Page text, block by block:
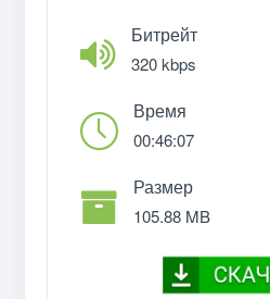
Битрейт
320 kbps
Время
00:46:07
Размер
105.88 MB